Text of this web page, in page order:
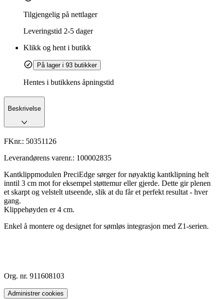
Tilgjengelig på nettlager
Leveringstid 2-5 dager
Klikk og hent i butikk
På lager i 93 butikker
Hentes i butikkens åpningstid
Beskrivelse
FKnr.: 50351126
Leverandørens varenr.: 100002835
Kantklippmodulen PreciEdge sørger for nøyaktig kantklipning helt
inntil 3 cm mot for eksempel støttemur eller gjerde. Dette gir plenen
et skarpt og velstelt utseende, slik at du får et perfekt resultat - hver
gang.
Klippehøyden er 4 cm.
Enkel å montere og designet for sømløs integrasjon med Z1-serien.
Org. nr. 911608103
Administrer cookies